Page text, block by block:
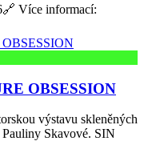
Více informací:
OBSESSION
výstavu skleněných
Skavové. SIN